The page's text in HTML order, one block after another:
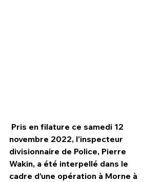
HPN Live
Pris en filature ce samedi 12
novembre 2022, l'inspecteur
divisionnaire de Police, Pierre
Wakin, a été interpellé dans le
cadre d’une opération à Morne à